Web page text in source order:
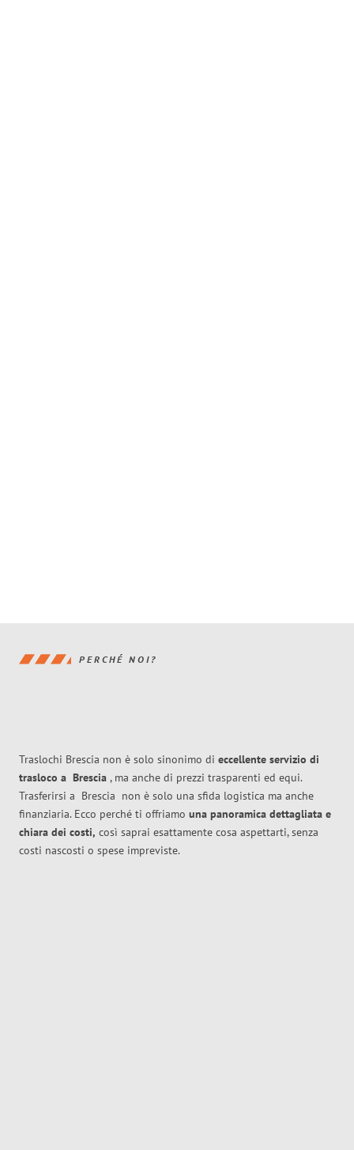
PERCHÉ NOI?
Traslochi Brescia non è solo sinonimo di eccellente servizio di
trasloco a Brescia , ma anche di prezzi trasparenti ed equi.
Trasferirsi a Brescia non è solo una sfida logistica ma anche
finanziaria. Ecco perché ti offriamo una panoramica dettagliata e
chiara dei costi, così saprai esattamente cosa aspettarti, senza
costi nascosti o spese impreviste.